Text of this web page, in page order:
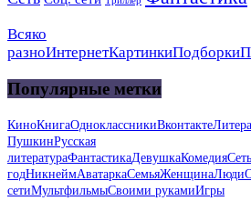
Всяко
разноИнтернетКартинкиПодборки
Популярные метки
КиноКнигаОдноклассникиВконтакте
ПушкинРусская
литератураФантастикаДевушкаКомедияСеть
годНикнеймАватаркаСемьяЖенщинаЛюди
сетиМультфильмыСвоими рукамиИгры